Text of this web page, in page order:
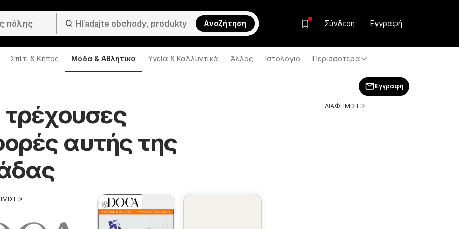
Αναζήτηση Σύνδεση Εγγραφή
Σπίτι & Κήπος Μόδα & Aθλητικα Υγεία & Καλλυντικά Άλλος Ιστολόγιο Περισσότερα
Εγγραφή
αυτής της
ΔΙΑΦΗΜΙΣΕΙΣ